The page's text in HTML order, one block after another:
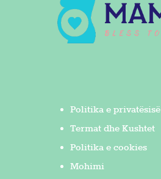
Politika e privatësisë
Termat dhe Kushtet
Politika e cookies
Mohimi